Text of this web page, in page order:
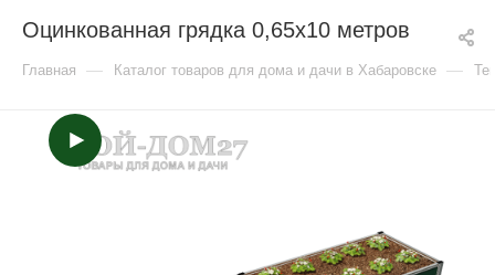
Оцинкованная грядка 0,65х10 метров
Главная — Каталог товаров для дома и дачи в Хабаровске —